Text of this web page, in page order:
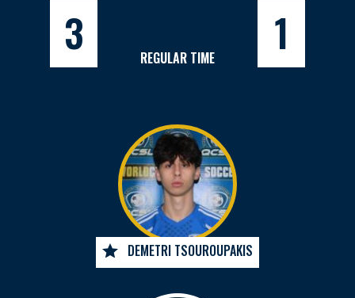
3 REGULAR TIME 1
DEMETRI TSOUROUPAKIS